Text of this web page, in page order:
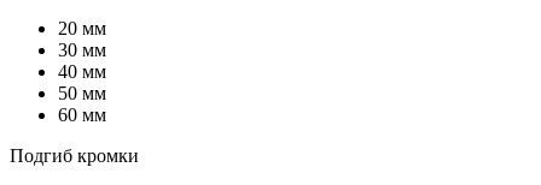
20 мм
30 мм
40 мм
50 мм
60 мм
Подгиб кромки